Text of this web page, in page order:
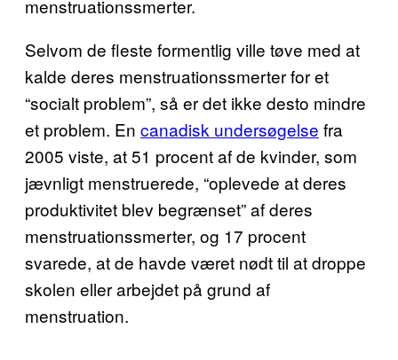
menstruationssmerter.
Selvom de fleste formentlig ville tøve med at
kalde deres menstruationssmerter for et
“socialt problem”, så er det ikke desto mindre
et problem. En canadisk undersøgelse fra
2005 viste, at 51 procent af de kvinder, som
jævnligt menstruerede, “oplevede at deres
produktivitet blev begrænset” af deres
menstruationssmerter, og 17 procent
svarede, at de havde været nødt til at droppe
skolen eller arbejdet på grund af
menstruation.